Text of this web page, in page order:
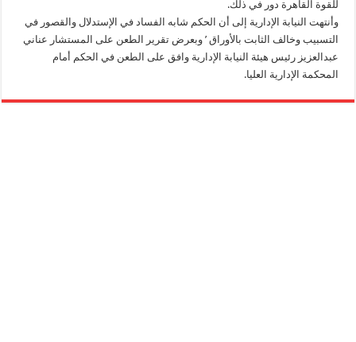
للقوة القاهرة دور في ذلك.
وأنتهت النيابة الإدارية إلى أن الحكم شابه الفساد في الإستدلال والقصور في
التسبيب وخالف الثابت بالأوراق ’ وبعرض تقرير الطعن على المستشار عناني
عبدالعزيز رئيس هيئة النيابة الإدارية وافق على الطعن في الحكم أمام
المحكمة الإدارية العليا.